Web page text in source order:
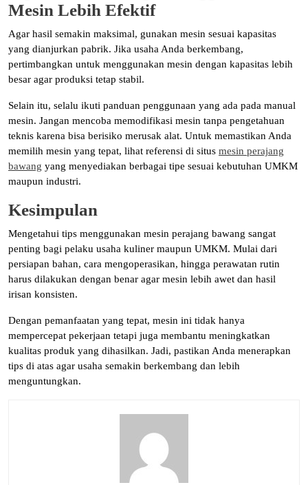
Mesin Lebih Efektif
Agar hasil semakin maksimal, gunakan mesin sesuai kapasitas
yang dianjurkan pabrik. Jika usaha Anda berkembang,
pertimbangkan untuk menggunakan mesin dengan kapasitas lebih
besar agar produksi tetap stabil.
Selain itu, selalu ikuti panduan penggunaan yang ada pada manual
mesin. Jangan mencoba memodifikasi mesin tanpa pengetahuan
teknis karena bisa berisiko merusak alat. Untuk memastikan Anda
memilih mesin yang tepat, lihat referensi di situs mesin perajang
bawang yang menyediakan berbagai tipe sesuai kebutuhan UMKM
maupun industri.
Kesimpulan
Mengetahui tips menggunakan mesin perajang bawang sangat
penting bagi pelaku usaha kuliner maupun UMKM. Mulai dari
persiapan bahan, cara mengoperasikan, hingga perawatan rutin
harus dilakukan dengan benar agar mesin lebih awet dan hasil
irisan konsisten.
Dengan pemanfaatan yang tepat, mesin ini tidak hanya
mempercepat pekerjaan tetapi juga membantu meningkatkan
kualitas produk yang dihasilkan. Jadi, pastikan Anda menerapkan
tips di atas agar usaha semakin berkembang dan lebih
menguntungkan.